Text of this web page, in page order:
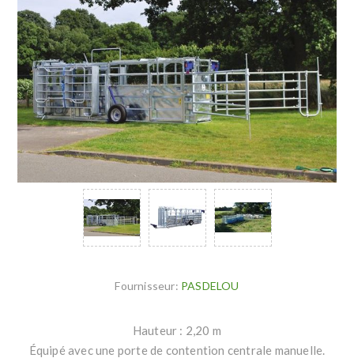
Fournisseur: PASDELOU
Hauteur : 2,20 m
Équipé avec une porte de contention centrale manuelle.